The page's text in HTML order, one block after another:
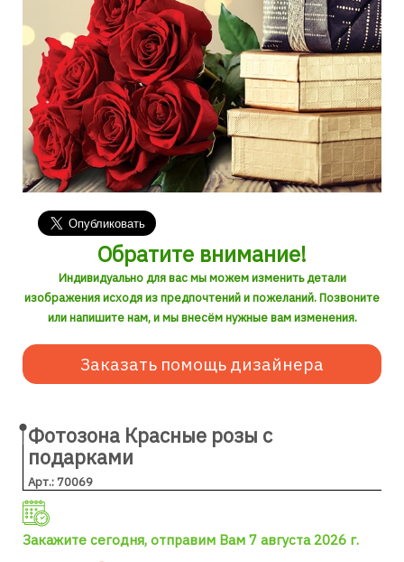
Обратите внимание!
Индивидуально для вас мы можем изменить детали
изображения исходя из предпочтений и пожеланий. Позвоните
или напишите нам, и мы внесём нужные вам изменения.
Заказать помощь дизайнера
Фотозона Красные розы с
подарками
Арт.: 70069
Закажите сегодня, отправим Вам 7 августа 2026 г.